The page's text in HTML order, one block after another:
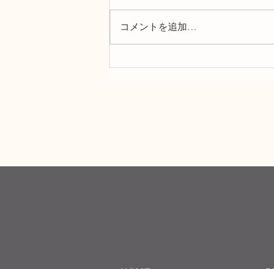
ちょっと遅めのサマーキャン
コメントを追加…